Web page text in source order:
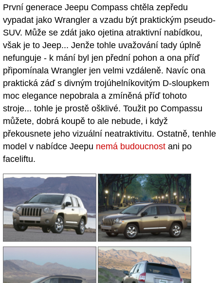
První generace Jeepu Compass chtěla zepředu
vypadat jako Wrangler a vzadu být praktickým pseudo-
SUV. Může se zdát jako ojetina atraktivní nabídkou,
však je to Jeep... Jenže tohle uvažování tady úplně
nefunguje - k mání byl jen přední pohon a ona příď
připomínala Wrangler jen velmi vzdáleně. Navíc ona
praktická záď s divným trojúhelníkovitým D-sloupkem
moc elegance nepobrala a zmíněná příď tohoto
stroje... tohle je prostě ošklivé. Toužit po Compassu
můžete, dobrá koupě to ale nebude, i když
překousnete jeho vizuální neatraktivitu. Ostatně, tenhle
model v nabídce Jeepu nemá budoucnost ani po
faceliftu.